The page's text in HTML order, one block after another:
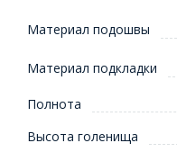
Материал подошвы
Материал подкладки
Полнота
Высота голенища